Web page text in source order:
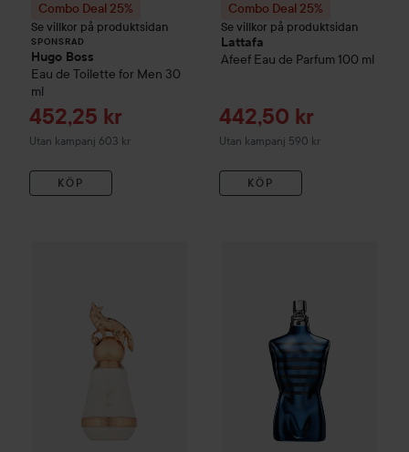
Combo Deal 25%
Se villkor på produktsidan
SPONSRAD
Hugo Boss
Eau de Toilette for Men 30
ml
Reapris
452,25 kr
Utan kampanj 603 kr
KÖP
Combo Deal 25%
Se villkor på produktsidan
Lattafa
Afeef Eau de Parfum 100 ml
Reapris
442,50 kr
Utan kampanj 590 kr
KÖP